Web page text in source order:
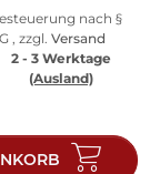
nach §
, zzgl. Versand
2 - 3 Werktage
(Ausland)